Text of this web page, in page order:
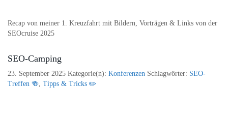
Recap von meiner 1. Kreuzfahrt mit Bildern, Vorträgen & Links von der
SEOcruise 2025
SEO-Camping
23. September 2025 Kategorie(n): Konferenzen Schlagwörter: SEO-
Treffen 🍻, Tipps & Tricks ✏️